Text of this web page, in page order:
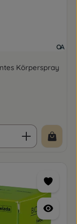
Körperspray
Wert